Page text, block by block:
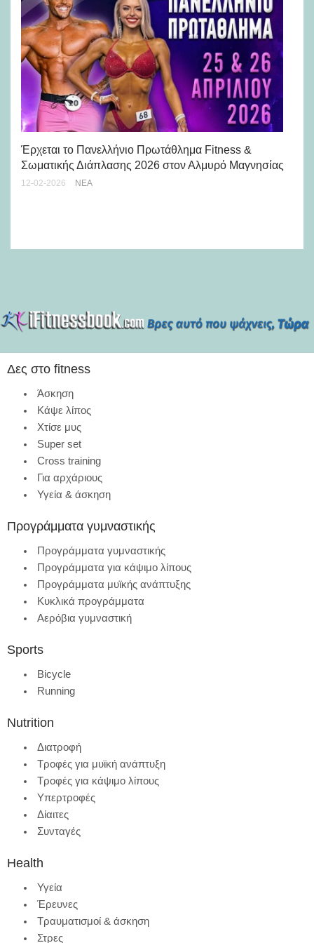
Έρχεται το Πανελλήνιο Πρωτάθλημα Fitness &
Σωματικής Διάπλασης 2026 στον Αλμυρό Μαγνησίας
12-02-2026 ΝΈΑ
Δες στο fitness
Άσκηση
Κάψε λίπος
Χτίσε μυς
Super set
Cross training
Για αρχάριους
Υγεία & άσκηση
Προγράμματα γυμναστικής
Προγράμματα γυμναστικής
Προγράμματα για κάψιμο λίπους
Προγράμματα μυϊκής ανάπτυξης
Κυκλικά προγράμματα
Αερόβια γυμναστική
Sports
Bicycle
Running
Nutrition
Διατροφή
Τροφές για μυϊκή ανάπτυξη
Τροφές για κάψιμο λίπους
Υπερτροφές
Δίαιτες
Συνταγές
Health
Υγεία
Έρευνες
Τραυματισμοί & άσκηση
Στρες